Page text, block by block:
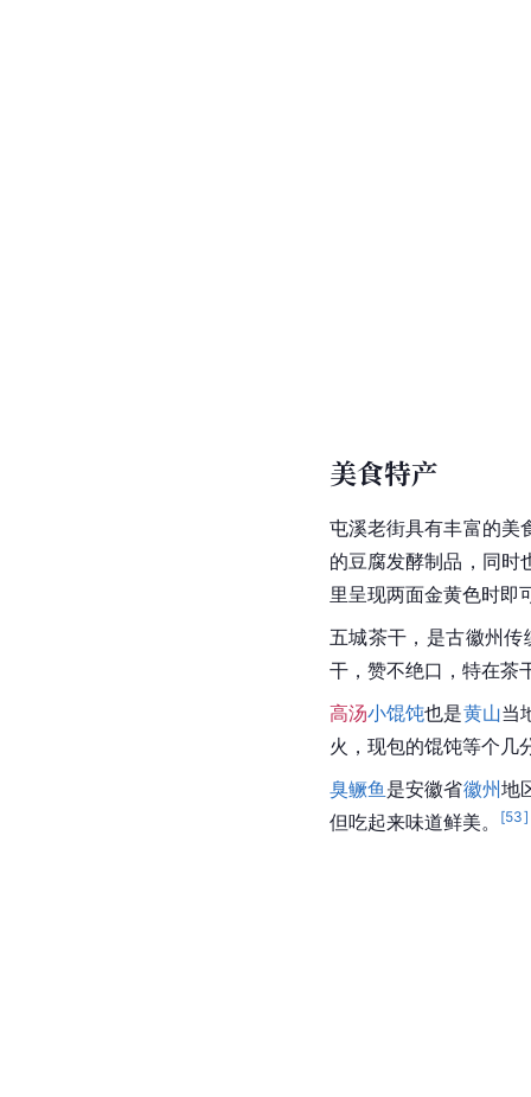
美食特产
屯溪老街具有丰富的美
的豆腐发酵制品，同时
里呈现两面金黄色时即
五城茶干，是古徽州传
干 ，赞不绝口，特在
高汤小馄饨也是黄山当
火，现包的馄饨等个几
臭鳜鱼 是安徽省徽州地
但吃起来味道鲜美。
[53]